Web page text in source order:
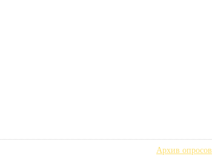
Архив опросов